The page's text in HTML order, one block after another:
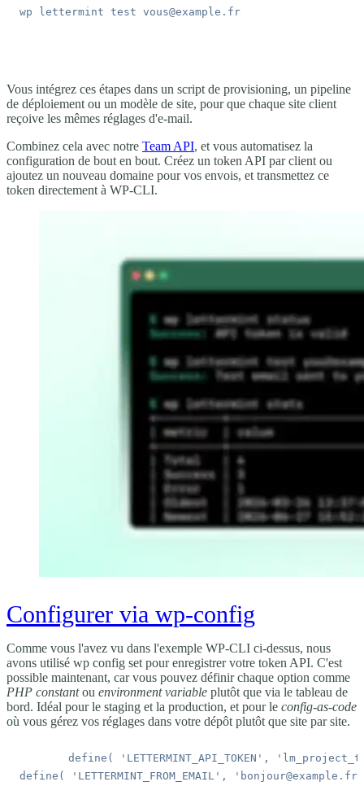
wp lettermint test
Vous intégrez ces étapes dans un script de provisioning, un pipeline
de déploiement ou un modèle de site, pour que chaque site client
reçoive les mêmes réglages d'e-mail.
Combinez cela avec notre Team API, et vous automatisez la
configuration de bout en bout. Créez un token API par client ou
ajoutez un nouveau domaine pour vos envois, et transmettez ce
token directement à WP-CLI.
Configurer via wp-config
Comme vous l'avez vu dans l'exemple WP-CLI ci-dessus, nous
avons utilisé wp config set pour enregistrer votre token API. C'est
possible maintenant, car vous pouvez définir chaque option comme
PHP constantou environment variable plutôt que via le tableau de
bord. Idéal pour le staging et la production, et pour le config-as-code
où vous gérez vos réglages dans votre dépôt plutôt que site par site.